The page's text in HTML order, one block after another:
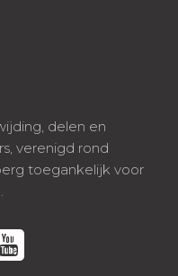
delen en
verenigd rond
toegankelijk voor
youtube